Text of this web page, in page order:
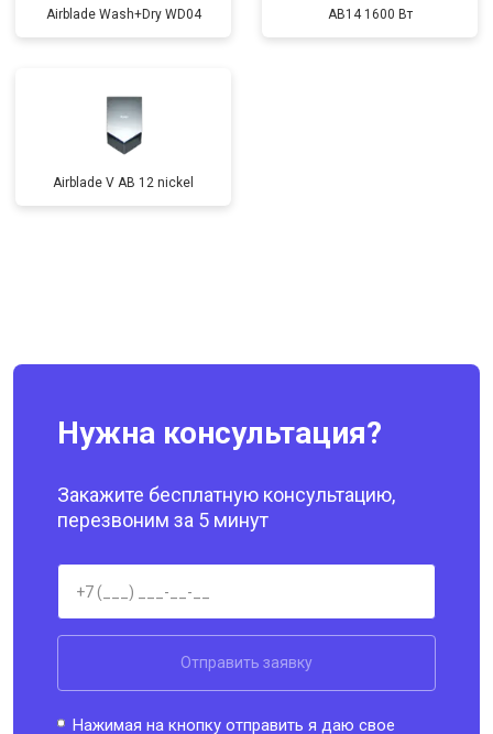
Airblade Wash+Dry WD04 AB14 1600 Вт
Airblade V AB 12 nickel
Нужна консультация?
Закажите бесплатную консультацию,
перезвоним за 5 минут
Отправить заявку
Нажимая на кнопку отправить я даю свое